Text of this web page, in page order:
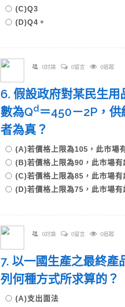
(C)Q3
(D)Q4。
0討論 0留言 0追蹤
6. 假設政府對某民生
數為Qd ＝450－2P，供
者為真？
(A)若價格上限為105，此市場
(B)若價格上限為90，此市場
(C)若價格上限為85，此市場
(D)若價格上限為75，此市場有
0討論 0留言 0追蹤
7. 以一國生產之最終
列何種方式所求算的？
(A)支出面法